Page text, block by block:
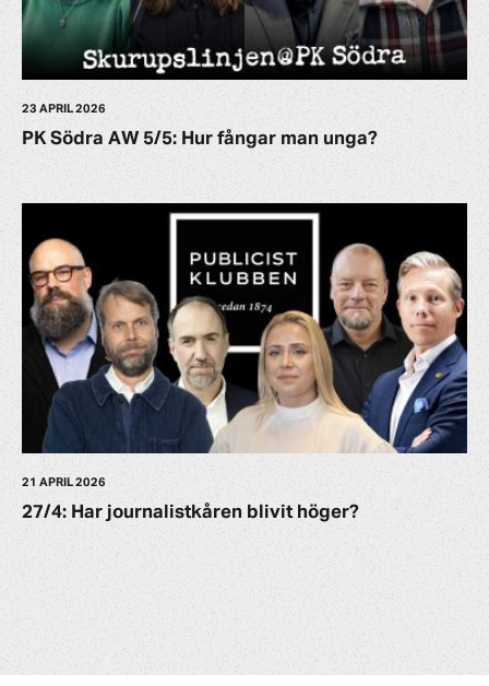
23 APRIL 2026
PK Södra AW 5/5: Hur fångar man unga?
21 APRIL 2026
27/4: Har journalistkåren blivit höger?